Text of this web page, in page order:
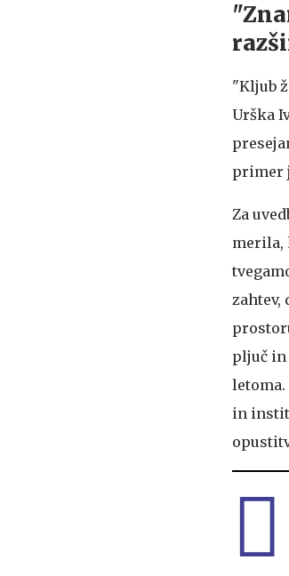
"Kljub
Urška
primer
Za
merila,
zahtev,
pljuč in
in